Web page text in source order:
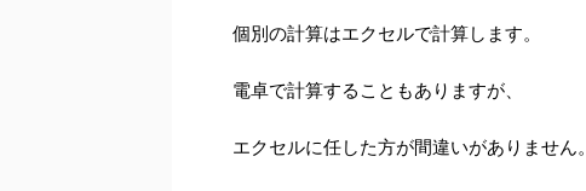
個別の計算はエクセルで計算します。
電卓で計算することもありますが、
エクセルに任した方が間違いがありません。